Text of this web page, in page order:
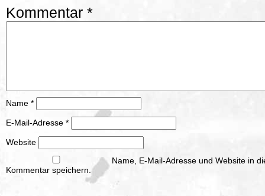
Kommentar *
Name *
E-Mail-Adresse *
Website
Name, E-Mail-Adresse und Website in
Kommentar speichern.